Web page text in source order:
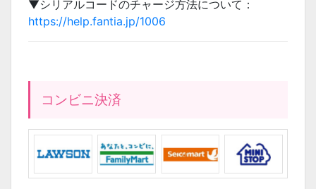
▼シリアルコードのチャージ方法について：
https://help.fantia.jp/1006
コンビニ決済